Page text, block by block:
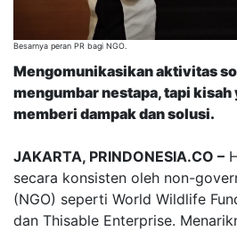
Besarnya peran PR bagi NGO.
Mengomunikasikan aktivitas
mengumbar nestapa, tapi
memberi dampak dan solusi.
JAKARTA, PRINDONESIA.CO –
secara konsisten oleh non-
(NGO) seperti World Wildlife
dan Thisable Enterprise.